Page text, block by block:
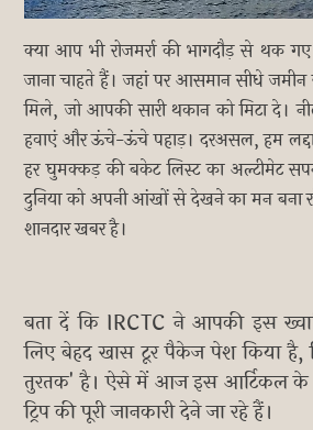
क्या आप भी रोजमर्रा की भागदौड़ से थक
जाना चाहते हैं। जहां पर आसमान सीधे
मिले, जो आपकी सारी थकान को मिटा दे।
हवाएं और ऊंचे-ऊंचे पहाड़। दरअसल, हम
हर घुमक्कड़ की बकेट लिस्ट का अल्टीमेट
दुनिया को अपनी आंखों से देखने का मन
शानदार खबर है।
बता दें कि IRCTC ने आपकी इस
लिए बेहद खास टूर पैकेज पेश किया है,
तुरतक' है। ऐसे में आज इस आर्टिकल के
ट्रिप की पूरी जानकारी देने जा रहे हैं।